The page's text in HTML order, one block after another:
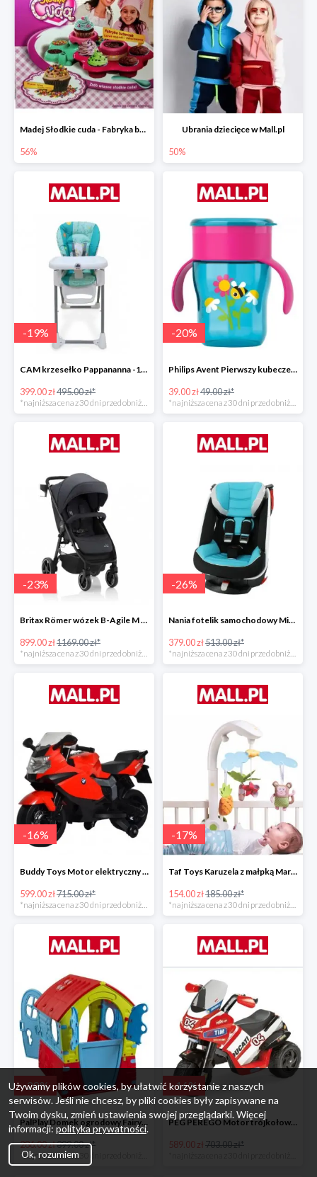
Madej Słodkie cuda - Fabryka babeczek
56%
Ubrania dziecięce w Mall.pl
50%
-19%
CAM krzesełko Pappananna -19%
399.00 zł495.00 zł*
*najniższa cena z 30 dni przed obniżką
-20%
Philips Avent Pierwszy kubeczek 260 ml -20%
39.00 zł49.00 zł*
*najniższa cena z 30 dni przed obniżką
-23%
Britax Römer wózek B-Agile M Black Shadow 2020 -23%
899.00 zł1169.00 zł*
*najniższa cena z 30 dni przed obniżką
-26%
Nania fotelik samochodowy Migo Saturn Premium Sky -26%
379.00 zł513.00 zł*
*najniższa cena z 30 dni przed obniżką
-16%
Buddy Toys Motor elektryczny BMW K1300 BEC 6011 -16%
599.00 zł715.00 zł*
-17%
Taf Toys Karuzela z małpką Marco -16%
154.00 zł185.00 zł*
-28%
PalPlay Domek ogrodowy Fairy House -28%
286.00 zł399.00 zł*
-16%
PEG PEREGO Motor trójkołowy Ducati Desmosedici -16%
589.00 zł703.00 zł*
Używamy plików cookies, by ułatwić korzystanie z naszych
serwisów. Jeśli nie chcesz, by pliki cookies były zapisywane na
Twoim dysku, zmień ustawienia swojej przeglądarki. Więcej
informacji:polityka prywatności.
Ok, rozumiem